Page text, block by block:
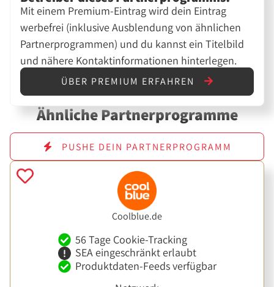
Mit einem Premium-Eintrag wird dein Eintrag
werbefrei (inklusive Ausblendung von ähnlichen
Partnerprogrammen) und du kannst ein Titelbild
und nähere Kontaktinformationen hinterlegen.
ÜBER PREMIUM ERFAHREN
Ähnliche Partnerprogramme
PUSHE DEIN PARTNERPROGRAMM
Coolblue.de
56 Tage Cookie-Tracking
SEA eingeschränkt erlaubt
Produktdaten-Feeds verfügbar